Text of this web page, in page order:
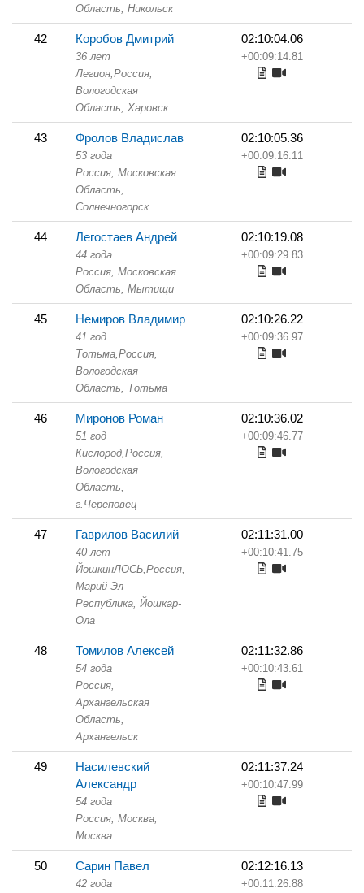
Область, Никольск
42 Коробов Дмитрий
36 лет
Легион,Россия,
Вологодская
Область, Харовск
02:10:04.06
+00:09:14.81
43 Фролов Владислав
53 года
Россия, Московская
Область,
Солнечногорск
02:10:05.36
+00:09:16.11
44 Легостаев Андрей
44 года
Россия, Московская
Область, Мытищи
02:10:19.08
+00:09:29.83
45 Немиров Владимир
41 год
Тотьма,Россия,
Вологодская
Область, Тотьма
02:10:26.22
+00:09:36.97
46 Миронов Роман
51 год
Кислород,Россия,
Вологодская
Область,
г.Череповец
02:10:36.02
+00:09:46.77
47 Гаврилов Василий
40 лет
ЙошкинЛОСЬ,Россия,
Марий Эл
Республика, Йошкар-
Ола
02:11:31.00
+00:10:41.75
48 Томилов Алексей
54 года
Россия,
Архангельская
Область,
Архангельск
02:11:32.86
+00:10:43.61
49
Насилевский
Александр
54 года
Россия, Москва,
Москва
02:11:37.24
+00:10:47.99
50 Сарин Павел
42 года
02:12:16.13
+00:11:26.88